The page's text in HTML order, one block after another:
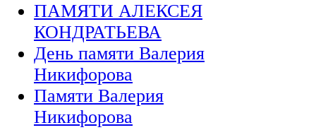
ПАМЯТИ АЛЕКСЕЯ
КОНДРАТЬЕВА
День памяти Валерия
Никифорова
Памяти Валерия
Никифорова